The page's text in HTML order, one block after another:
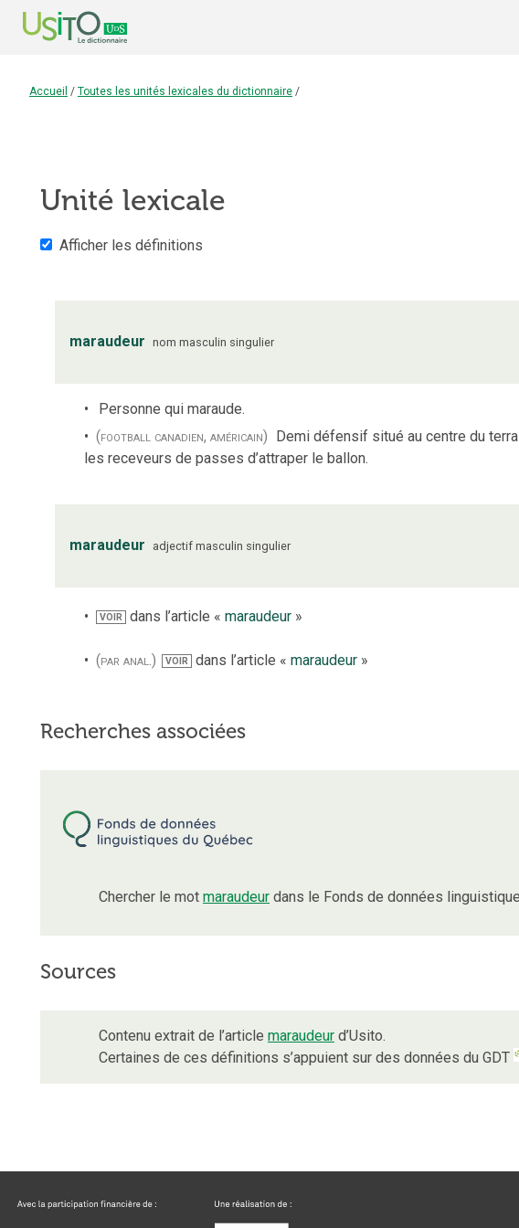
Accueil / Toutes les unités lexicales du dictionnaire /
Unité lexicale
Afficher les définitions
maraudeur nom masculin singulier
Personne qui maraude.
(football canadien, américain) Demi défensif situé au centre du
les receveurs de passes d’attraper le ballon.
maraudeur adjectif masculin singulier
VOIR dans l’article «maraudeur »
(par anal.) VOIR dans l’article « maraudeur»
Recherches associées
Chercher le mot maraudeur dans le Fonds de données
Sources
Contenu extrait de l’article maraudeur d’Usito.
Certaines de ces définitions s’appuient sur des données du GDT